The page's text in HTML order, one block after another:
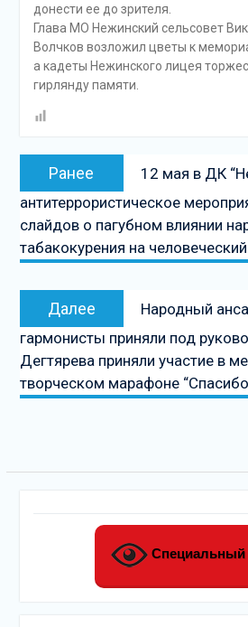
донести ее до зрителя.
Глава МО Нежинский сельсовет
Волчков возложил цветы к
а кадеты Нежинского лицея
гирлянду памяти.
Навигация
записям
Ранее
запись:
12 мая в ДК
антитеррористическое
слайдов о пагубном влиянии
табакокурения на
Далее
запись
Народный
гармонисты приняли под
Дегтярева приняли участие в
творческом марафоне